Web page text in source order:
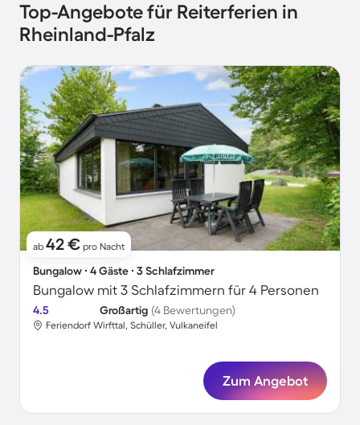
Top-Angebote für Reiterferien in
Rheinland-Pfalz
ab 42 € pro Nacht
Bungalow ∙ 4 Gäste ∙ 3 Schlafzimmer
Bungalow mit 3 Schlafzimmern für 4 Personen
4.5 Großartig (4 Bewertungen)
Feriendorf Wirfttal, Schüller, Vulkaneifel
Zum Angebot